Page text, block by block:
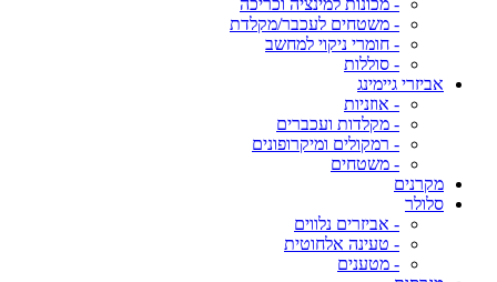
- מכונות למינציה וכריכה
- משטחים לעכבר/מקלדת
- חומרי ניקוי למחשב
- סוללות
אביזרי גיימינג
- אוזניות
- מקלדות ועכברים
- רמקולים ומיקרופונים
- משטחים
מקרנים
סלולר
- אביזרים נלווים
- טעינה אלחוטית
- מטענים